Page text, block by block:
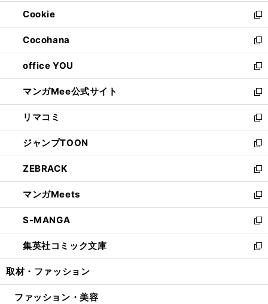
く
で
開
く
ン
ド
ウ
で
開
く
ウ
ィ
ン
ド
ウ
で
開
く
Cookie
新
し
い
ウ
ィ
ン
ド
ウ
で
開
く
Cocohana
新
し
い
ウ
ィ
ン
ド
ウ
で
開
く
office YOU
新
し
い
ウ
ィ
ン
ド
ウ
で
開
く
マンガMee公式サイト
新
し
い
ウ
ィ
ン
ド
ウ
で
開
く
リマコミ
新
し
い
ウ
ィ
ン
ド
ウ
で
開
く
ジャンプTOON
新
し
い
ウ
ィ
ン
ド
ウ
で
開
ZEBRACK
新
し
い
ウ
ィ
ン
ド
ウ
開
マンガMeets
新
し
い
ウ
ィ
ン
ウ
S-MANGA
新
し
い
ウ
ン
集英社コミック文庫
新
し
ウ
取材・ファッション
ファッション・美容